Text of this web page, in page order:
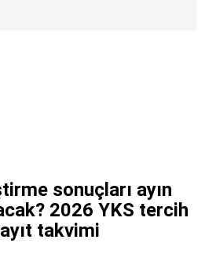
sonuçları ayın
2026 YKS tercih
takvimi